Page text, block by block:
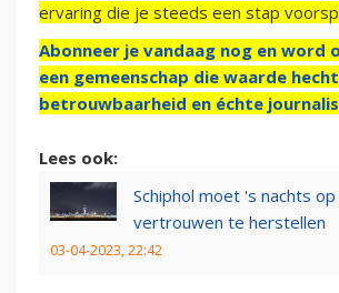
ervaring die je steeds een stap
Abonneer je vandaag nog en word
een gemeenschap die waarde
betrouwbaarheid en échte
Lees ook:
Schiphol moet 's nachts
vertrouwen te herstellen
03-04-2023, 22:42